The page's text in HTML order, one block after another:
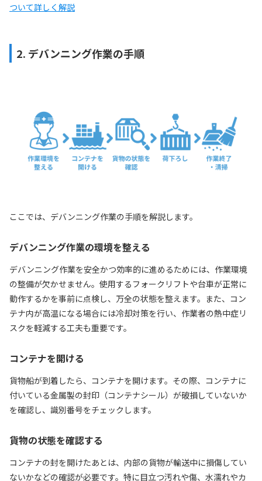
ついて詳しく解説
2. デバンニング作業の手順
ここでは、デバンニング作業の手順を解説します。
デバンニング作業の環境を整える
デバンニング作業を安全かつ効率的に進めるためには、作業環境
の整備が欠かせません。使用するフォークリフトや台車が正常に
動作するかを事前に点検し、万全の状態を整えます。また、コン
テナ内が高温になる場合には冷却対策を行い、作業者の熱中症リ
スクを軽減する工夫も重要です。
コンテナを開ける
貨物船が到着したら、コンテナを開けます。その際、コンテナに
付いている金属製の封印（コンテナシール）が破損していないか
を確認し、識別番号をチェックします。
貨物の状態を確認する
コンテナの封を開けたあとは、内部の貨物が輸送中に損傷してい
ないかなどの確認が必要です。特に目立つ汚れや傷、水濡れやカ